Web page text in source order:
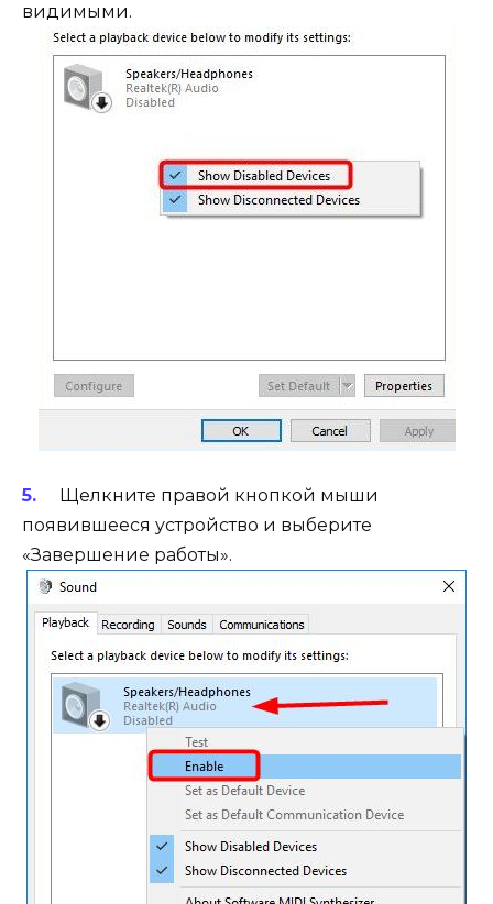
видимыми.
Щелкните правой кнопкой мыши
появившееся устройство и выберите
«Завершение работы».